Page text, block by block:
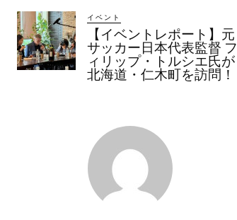
イベント
【イベントレポート】元
サッカー日本代表監督 フ
ィリップ・トルシエ氏が
北海道・仁木町を訪問！